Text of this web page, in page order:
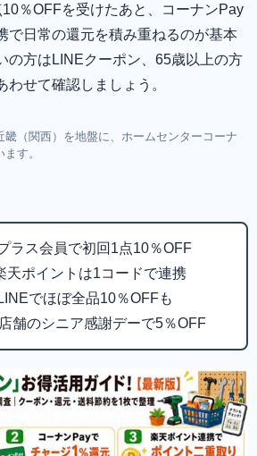
％OFFを受けたあと、コーナンPay
で日常の還元を積み重ねるのが基本
の方はLINEクーポン、65歳以上の方
わせて確認しましょう。
畿（関西）を地盤に、ホームセンターコーナ
す。
ラス会員で初回1点10％OFF
天ポイントは1コードで連携
でほぼ全品10％OFFも
舗のシニア感謝デーで5％OFF